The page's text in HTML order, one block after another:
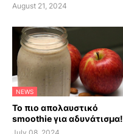
August 21, 2024
NEWS
Το πιο απολαυστικό
smoothie για αδυνάτισμα!